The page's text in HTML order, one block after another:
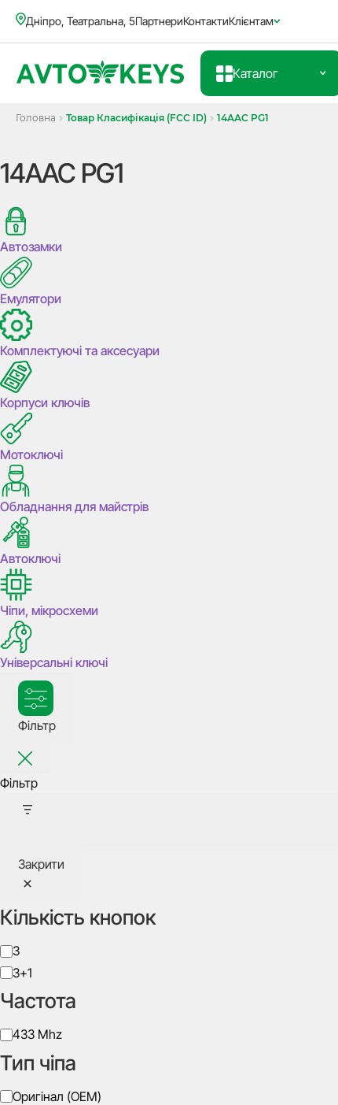
Дніпро, Театральна, 5ПартнериКонтактиКлієнтам
Каталог
Головна Товар Класифікація (FCC ID) 14AAC PG1
14AAC PG1
Автозамки
Емулятори
Комплектуючі та аксесуари
Корпуси ключів
Мотоключі
Обладнання для майстрів
Автоключі
Чіпи, мікросхеми
Універсальні ключі
Фільтр
Фільтр
Закрити
Кількість кнопок
Кількість
кнопок
3
3+1
Частота
Частота
433 Mhz
Тип чіпа
Виробник
Оригінал (OEM)